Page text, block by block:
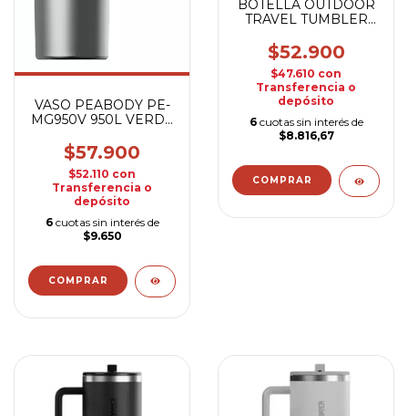
VASO PEABODY PE-
MG950V 950L VERDE
$57.900
$52.110 con
Transferencia o
depósito
6 cuotas sin interés de
$9.650
BOTELLA OUTDOOR
TRAVEL TUMBLER
$52.900
$47.610 con
Transferencia o
depósito
6 cuotas sin interés de
$8.816,67